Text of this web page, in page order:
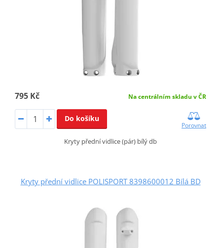
795 Kč Na centrálním skladu v ČR
Do košíku
Porovnat
Kryty přední vidlice (pár) bílý db
Kryty přední vidlice POLISPORT 8398600012 Bílá BD